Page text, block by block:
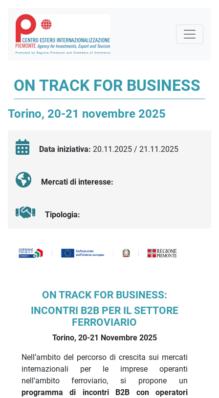
ON TRACK FOR BUSINESS
Torino, 20-21 novembre 2025
Data iniziativa: 20.11.2025 / 21.11.2025
Mercati di interesse:
Tipologia:
Descrizione iniziativa
ON TRACK FOR BUSINESS:
INCONTRI B2B PER IL SETTORE
FERROVIARIO
Torino, 20-21 Novembre 2025
Nell’ambito del percorso di crescita sui mercati
internazionali per le imprese operanti
nell’ambito ferroviario, si propone un
programma di incontri B2B con operatori